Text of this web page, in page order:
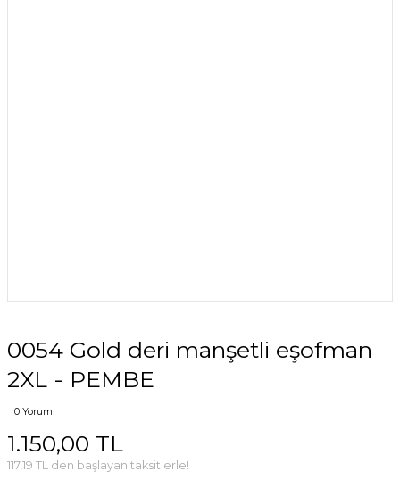
0054 Gold deri manşetli eşofman
2XL - PEMBE
0 Yorum
1.150,00 TL
117,19 TL den başlayan taksitlerle!